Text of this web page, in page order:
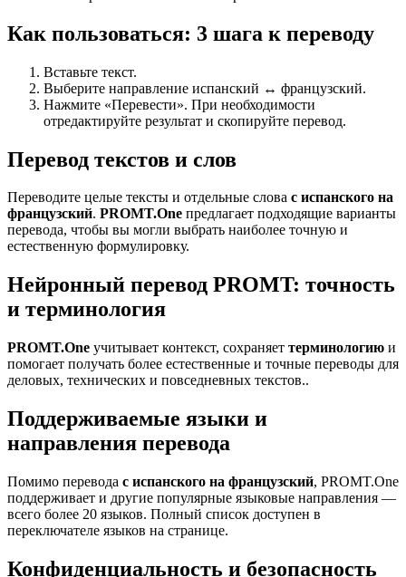
Как пользоваться: 3 шага к переводу
Вставьте текст.
Выберите направление испанский ↔ французский.
Нажмите «Перевести». При необходимости
отредактируйте результат и скопируйте перевод.
Перевод текстов и слов
Переводите целые тексты и отдельные слова с испанского на
французский. PROMT.One предлагает подходящие варианты
перевода, чтобы вы могли выбрать наиболее точную и
естественную формулировку.
Нейронный перевод PROMT: точность
и терминология
PROMT.One учитывает контекст, сохраняет терминологию и
помогает получать более естественные и точные переводы для
деловых, технических и повседневных текстов..
Поддерживаемые языки и
направления перевода
Помимо перевода с испанского на французский, PROMT.One
поддерживает и другие популярные языковые направления —
всего более 20 языков. Полный список доступен в
переключателе языков на странице.
Конфиденциальность и безопасность